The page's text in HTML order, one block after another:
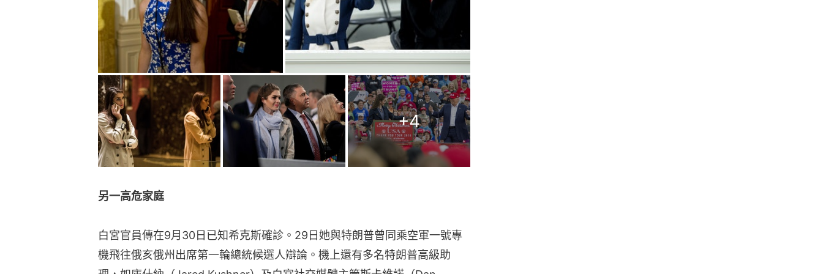
+4
另一高危家庭
白宮官員傳在9月30日已知希克斯確診。29日她與特朗普曾同乘空軍一號專
機飛往俄亥俄州出席第一輪總統候選人辯論。機上還有多名特朗普高級助